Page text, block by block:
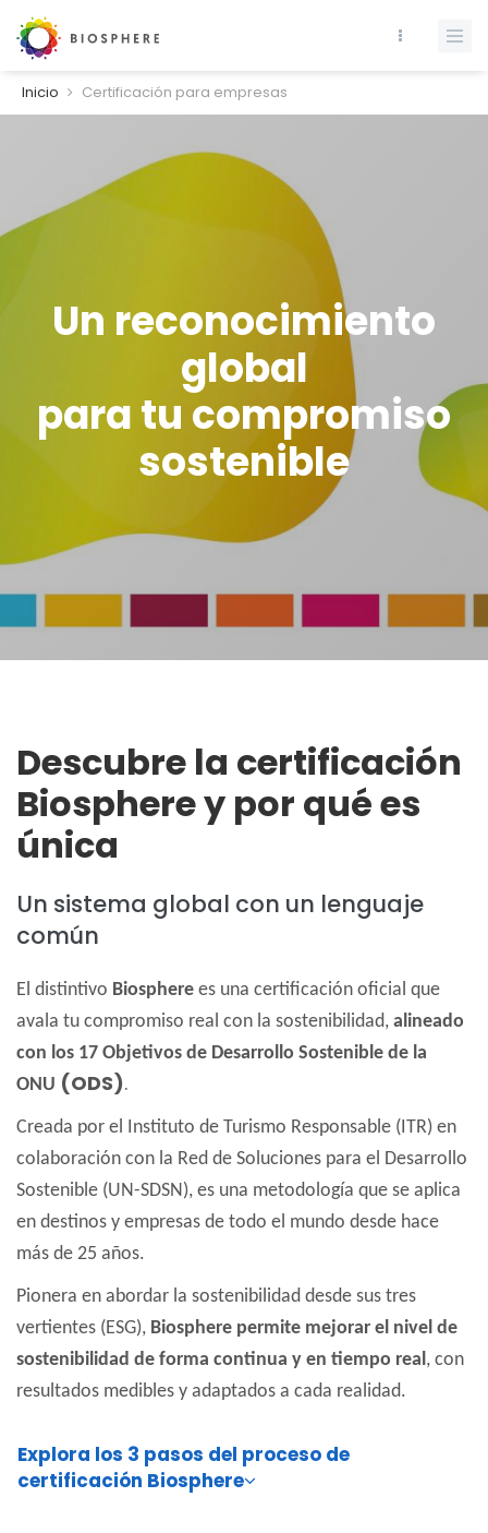
Inicio Certificación para empresas
Un reconocimiento
global
para tu compromiso
sostenible
Descubre la certificación
Biosphere y por qué es
única
Un sistema global con un lenguaje
común
El distintivo Biosphere es una certificación oficial que
avala tu compromiso real con la sostenibilidad, alineado
con los 17 Objetivos de Desarrollo Sostenible de la
ONU (ODS).
Creada por el Instituto de Turismo Responsable (ITR) en
colaboración con la Red de Soluciones para el Desarrollo
Sostenible (UN-SDSN), es una metodología que se aplica
en destinos y empresas de todo el mundo desde hace
más de 25 años.
Pionera en abordar la sostenibilidad desde sus tres
vertientes (ESG), Biosphere permite mejorar el nivel de
sostenibilidad de forma continua y en tiempo real, con
resultados medibles y adaptados a cada realidad.
Explora los 3 pasos del proceso de
certificación Biosphere